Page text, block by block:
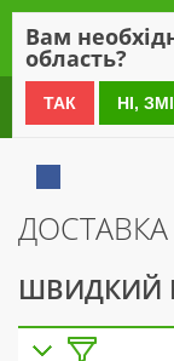
0 800 21
ДОСТАВКА
ШВИДКИЙ
Вам
область?
ТАК НІ,